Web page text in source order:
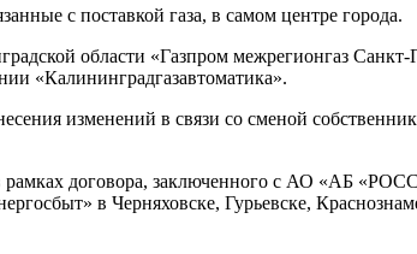
с поставкой газа, в самом центре города.
области «Газпром межрегионгаз
«Калининградгазавтоматика».
изменений в связи со сменой
договора, заключенного с АО «АБ
в Черняховске, Гурьевске,